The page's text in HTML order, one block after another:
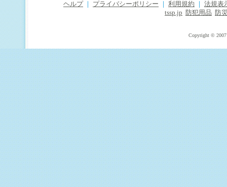
ヘルプ プライバシーポリシー 利用規約
法規表
tssp.jp
防犯用品 防
Copyright © 2007